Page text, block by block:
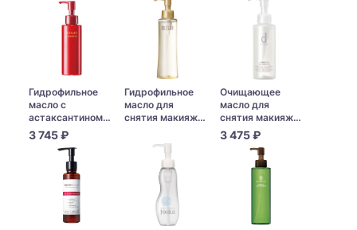
Гидрофильное
масло с
астаксантином и
ликопином
Astalift
Cleansing Oil
3 745 ₽
Гидрофильное
масло для
снятия макияжа
Superieur
Cleansing Oil
Очищающее
масло для
снятия макияжа
Shiseido D
Program Essence
In Cleansing Oil
3 475 ₽